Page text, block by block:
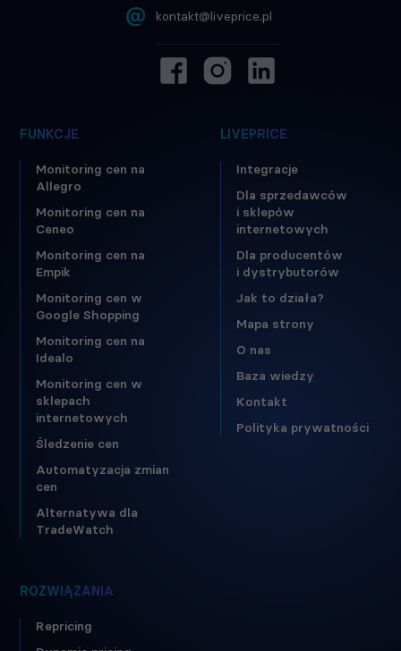
FUNKCJE
Monitoring cen na
Allegro
Monitoring cen na
Ceneo
Monitoring cen na
Empik
Monitoring cen w
Google Shopping
Monitoring cen na
Idealo
Monitoring cen w
sklepach
internetowych
Śledzenie cen
Automatyzacja zmian
cen
Alternatywa dla
TradeWatch
LIVEPRICE
Integracje
Dla sprzedawców
i sklepów
internetowych
Dla producentów
i dystrybutorów
Jak to działa?
Mapa strony
O nas
Baza wiedzy
Kontakt
Polityka prywatności
ROZWIĄZANIA
Repricing
@ kontakt@liveprice.pl